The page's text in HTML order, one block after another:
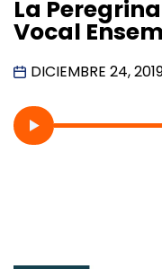
La
Vocal
DICIEMBRE 24,